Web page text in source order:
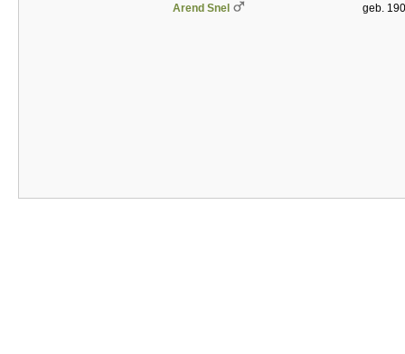
Arend Snel
geb.